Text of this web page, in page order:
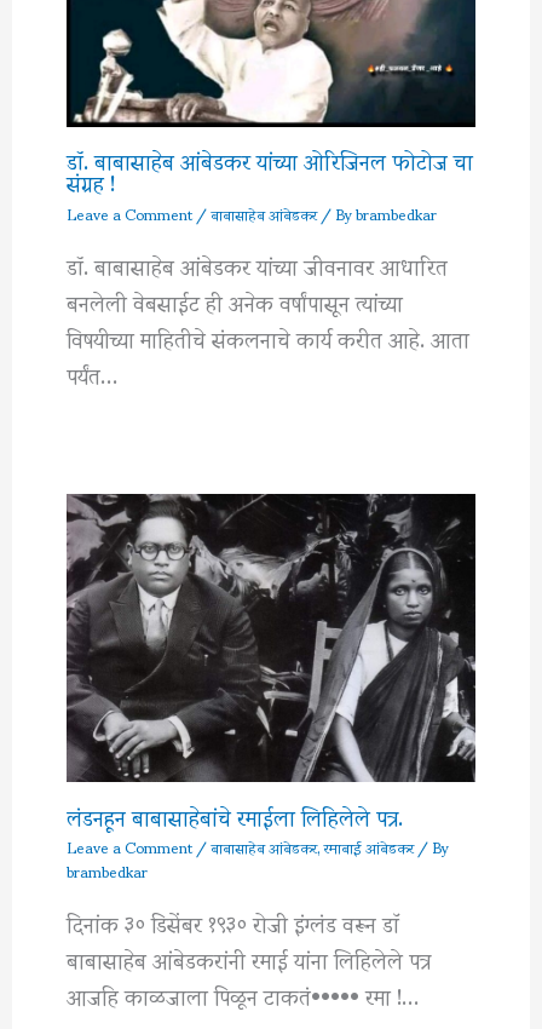
डॉ. बाबासाहेब आंबेडकर यांच्या ओरिजिनल फोटोज चा
संग्रह !
Leave a Comment/बाबासाहेब आंबेडकर/ Bybrambedkar
डॉ. बाबासाहेब आंबेडकर यांच्या जीवनावर आधारित
बनलेली वेबसाईट ही अनेक वर्षांपासून त्यांच्या
विषयीच्या माहितीचे संकलनाचे कार्य करीत आहे. आता
पर्यंत…
लंडनहून बाबासाहेबांचे रमाईला लिहिलेले पत्र.
Leave a Comment/बाबासाहेब आंबेडकर,रमाबाई आंबेडकर/ By
brambedkar
दिनांक ३० डिसेंबर १९३० रोजी इंग्लंड वरून डाॅ
बाबासाहेब आंबेडकरांनी रमाई यांना लिहिलेले पत्र
आजहि काळजाला पिळून टाकतं••••• रमा !…